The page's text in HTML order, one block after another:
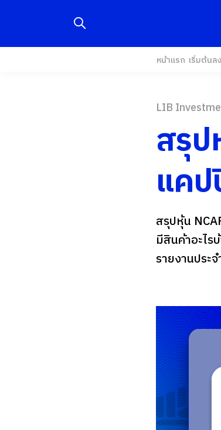
หน้าแรก เริ่มต้นล
LIB
สรุป
แค
สรุปหุ้น
มีสินค้าอะไ
รายงานประ